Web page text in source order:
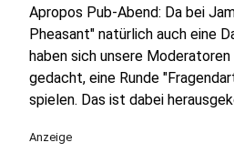
Apropos Pub-Abend: Da bei
Pheasant" natürlich auch eine
haben sich unsere Moderatoren
gedacht, eine Runde
spielen. Das ist dabei
Anzeige